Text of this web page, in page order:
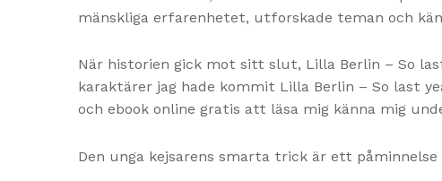
mänskliga erfarenhetet, utforskade teman och
När historien gick mot sitt slut, Lilla Berlin – So
karaktärer jag hade kommit Lilla Berlin – So last
och ebook online gratis att läsa mig känna mig
Den unga kejsarens smarta trick är ett